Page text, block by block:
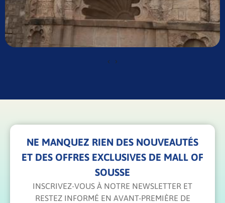
‹ ›
NE MANQUEZ RIEN DES NOUVEAUTÉS
ET DES OFFRES EXCLUSIVES DE MALL OF
SOUSSE
INSCRIVEZ-VOUS À NOTRE NEWSLETTER ET
RESTEZ INFORMÉ EN AVANT-PREMIÈRE DE